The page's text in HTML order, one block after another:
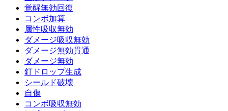
覚醒無効回復
コンボ加算
属性吸収無効
ダメージ吸収無効
ダメージ無効貫通
ダメージ無効
釘ドロップ生成
シールド破壊
自傷
コンボ吸収無効